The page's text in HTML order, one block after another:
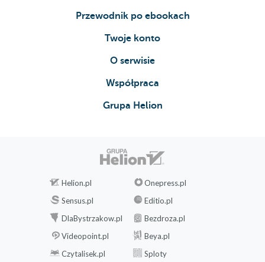
Przewodnik po ebookach
Twoje konto
O serwisie
Współpraca
Grupa Helion
Helion.pl
Onepress.pl
Sensus.pl
Editio.pl
DlaBystrzakow.pl
Bezdroza.pl
Videopoint.pl
Beya.pl
Czytalisek.pl
Sploty